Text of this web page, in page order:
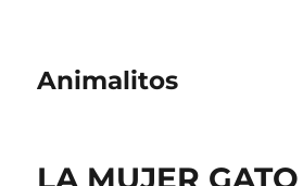
Animalitos
LA MUJER